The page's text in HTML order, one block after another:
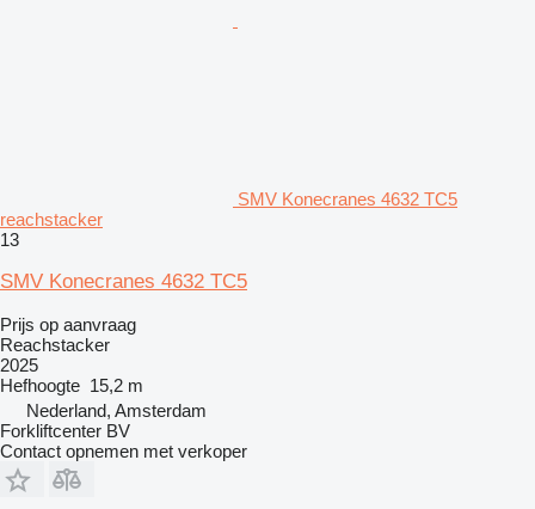
SMV Konecranes 4632 TC5
reachstacker
13
SMV Konecranes 4632 TC5
Prijs op aanvraag
Reachstacker
2025
Hefhoogte 15,2 m
Nederland, Amsterdam
Forkliftcenter BV
Contact opnemen met verkoper